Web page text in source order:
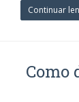
Continuar
Como